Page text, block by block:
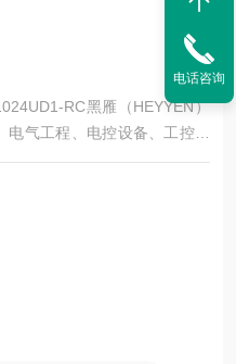
RC黑雁（HEYYEN）
气工程、电控设备、工控编
系统、自动化控制系统及其装
供成套的现代化电控设备。
织、食品、制药、电力、环
电话咨询